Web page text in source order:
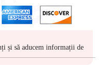
și să aducem informații de